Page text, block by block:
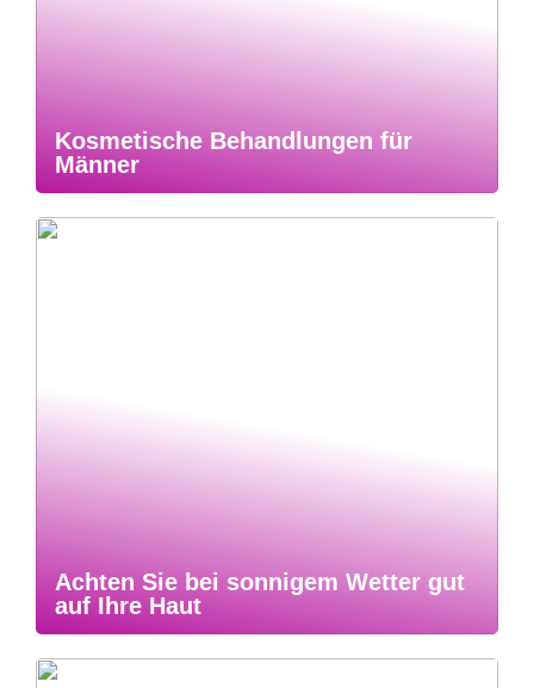
Kosmetische Behandlungen für
Männer
Achten Sie bei sonnigem Wetter gut
auf Ihre Haut